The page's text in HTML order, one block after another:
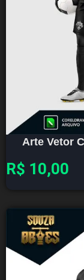
Arte Vetor
R$ 10,00